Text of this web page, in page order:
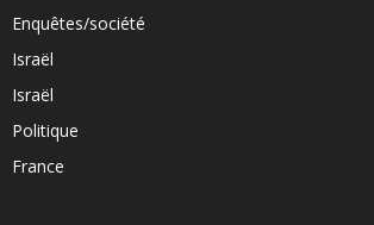
Enquêtes/société
Israël
Israël
Politique
France